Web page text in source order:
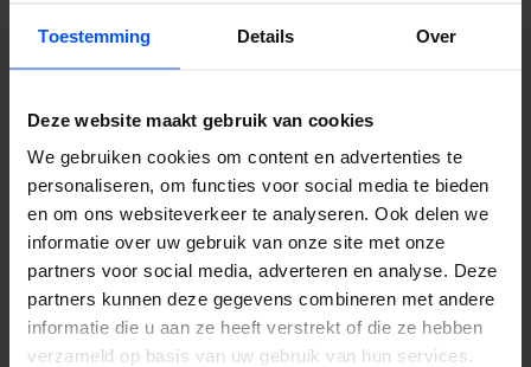
Toestemming Details Over
Deze website maakt gebruik van cookies
We gebruiken cookies om content en advertenties te
personaliseren, om functies voor social media te bieden
en om ons websiteverkeer te analyseren. Ook delen we
informatie over uw gebruik van onze site met onze
partners voor social media, adverteren en analyse. Deze
partners kunnen deze gegevens combineren met andere
informatie die u aan ze heeft verstrekt of die ze hebben
verzameld op basis van uw gebruik van hun services.
geschikte locatie? Dan kan dat uiteraard ook!
Offerte aanvragen
Social media
Volg BubbelBal ook via Twitter, Facebook en Instagram!
Facebook
Twitter
Instagram